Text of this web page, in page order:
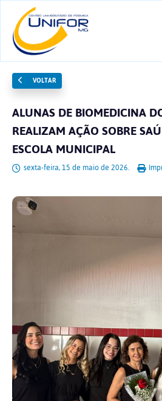
VOLTAR
ALUNAS DE BIOMEDICINA
REALIZAM AÇÃO SOBRE
ESCOLA MUNICIPAL
sexta-feira, 15 de maio de 2026.